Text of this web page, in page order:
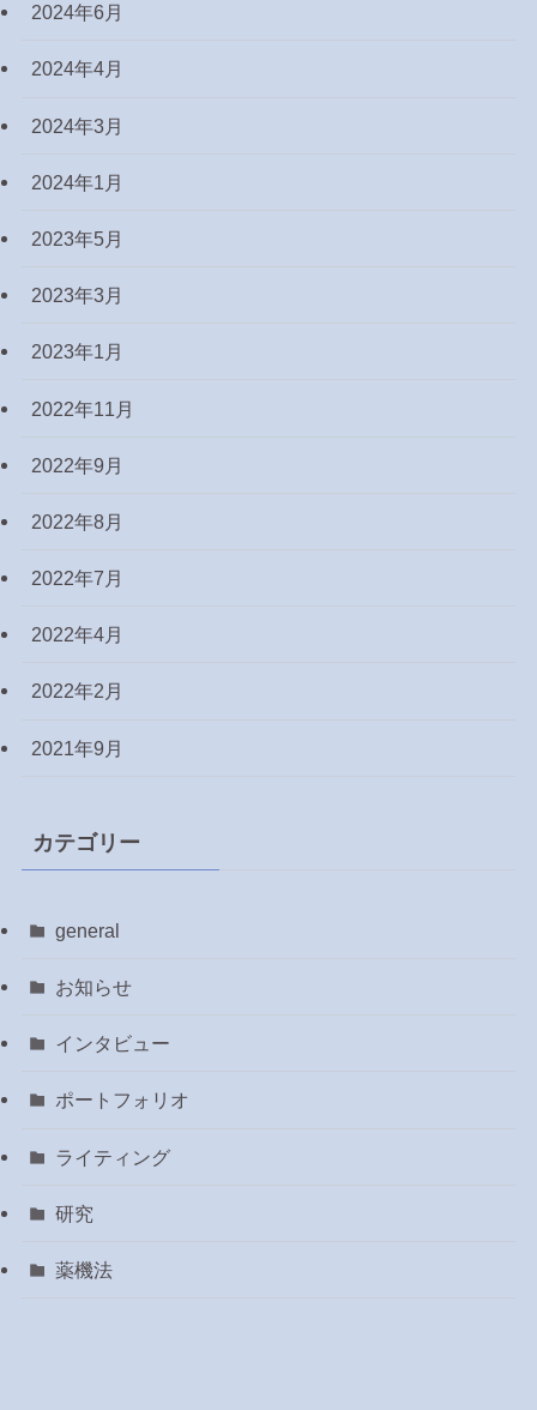
2024年6月
2024年4月
2024年3月
2024年1月
2023年5月
2023年3月
2023年1月
2022年11月
2022年9月
2022年8月
2022年7月
2022年4月
2022年2月
2021年9月
カテゴリー
general
お知らせ
インタビュー
ポートフォリオ
ライティング
研究
薬機法